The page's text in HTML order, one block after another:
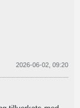
2026-06-02, 09:20